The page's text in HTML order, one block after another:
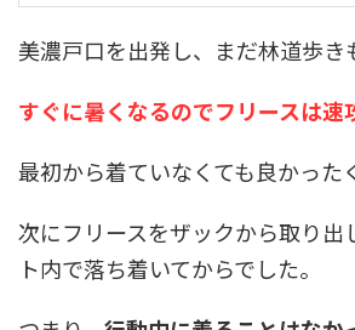
美濃戸口を出発し、まだ林道歩き
すぐに暑くなるのでフリースは速
最初から着ていなくても良かった
次にフリースをザックから取り出
ト内で落ち着いてからでした。